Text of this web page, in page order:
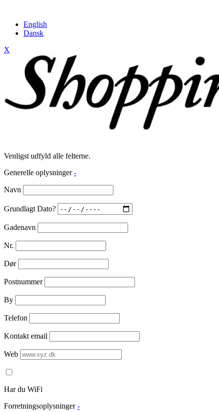
English
Dansk
X
Venligst udfyld alle felterne.
Generelle oplysninger -
Navn
Grundlagt Dato?
Gadenavn
Nr.
Dør
Postnummer
By
Telefon
Kontakt email
Web
Har du WiFi
Forretningsoplysninger -